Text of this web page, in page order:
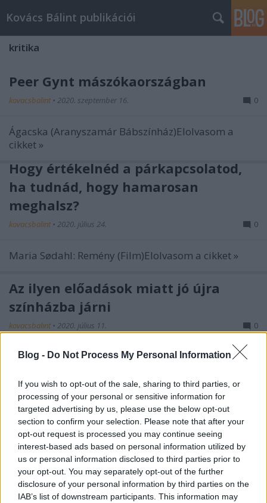
Blog - Do Not Process My Personal Information
If you wish to opt-out of the sale, sharing to third parties, or
processing of your personal or sensitive information for
targeted advertising by us, please use the below opt-out
section to confirm your selection. Please note that after your
opt-out request is processed you may continue seeing
interest-based ads based on personal information utilized by
us or personal information disclosed to third parties prior to
your opt-out. You may separately opt-out of the further
disclosure of your personal information by third parties on the
IAB’s list of downstream participants. This information may
Kovács Bálint publikációi
kritika
Peer Gynt mászókaországban
kovacsbalint • 2020. szeptember 16. 0
Ágacska (Aranyszamár Bábszínház)Elolvasom a
cikket »
Hogy értékelnéd a párkapcsolatod,
ha tudnád, hogy hamarosan
meghalsz?
kovacsbalint • 2020. július 24. 0
Maria Sødahl: Remény (Film)Elolvasom a cikket »
Az ilyen előadások miatt jó újra
színházba járni
kovacsbalint • 2020. július 11. 0
Varga Lóránt: Egykutya (A PopUp Produkció
Majdnem kiirtották, de visszatért a
magyar erdők gyönyörű fantomja
kovacsbalint•2020. július 08.
Mosonyi Szabolcs: Vad erdők, vad bércek – A fantom
nyomában (Film)Elolvasom a cikket »